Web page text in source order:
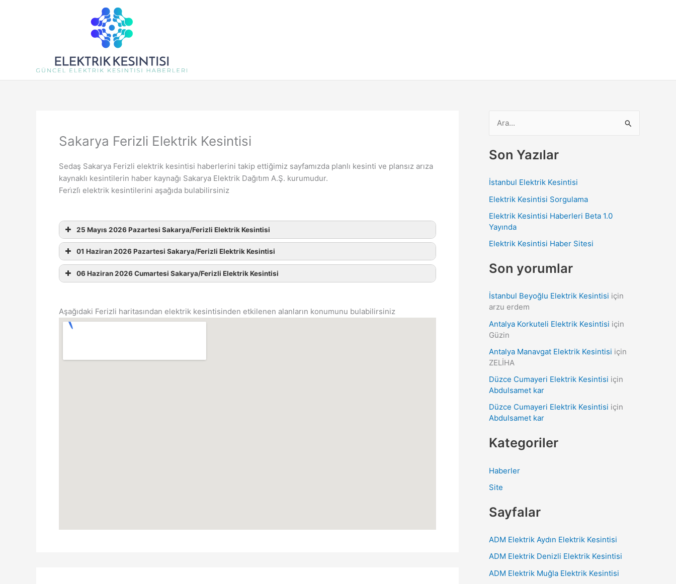
Sakarya Ferizli Elektrik Kesintisi
Sedaş Sakarya Ferizli elektrik kesintisi haberlerini takip ettiğimiz sayfamızda planlı kesinti ve plansız arıza
kaynaklı kesintilerin haber kaynağı Sakarya Elektrik Dağıtım A.Ş. kurumudur.
Feri̇zli̇ elektrik kesintilerini aşağıda bulabilirsiniz
25 Mayıs 2026 Pazartesi Sakarya/Ferizli Elektrik Kesintisi
01 Haziran 2026 Pazartesi Sakarya/Ferizli Elektrik Kesintisi
06 Haziran 2026 Cumartesi Sakarya/Ferizli Elektrik Kesintisi
Aşağıdaki Ferizli haritasından elektrik kesintisinden etkilenen alanların konumunu bulabilirsiniz
a
r
c
o
Son Yazılar
İstanbul Elektrik Kesintisi
Elektrik Kesintisi Sorgulama
Elektrik Kesintisi Haberleri Beta 1.0
Yayında
Elektrik Kesintisi Haber Sitesi
Son yorumlar
İstanbul Beyoğlu Elektrik Kesintisi için
arzu erdem
Antalya Korkuteli Elektrik Kesintisi için
Güzin
Antalya Manavgat Elektrik Kesintisi için
ZELİHA
Düzce Cumayeri Elektrik Kesintisi için
Abdulsamet kar
Düzce Cumayeri Elektrik Kesintisi için
Abdulsamet kar
Kategoriler
Haberler
Site
Sayfalar
ADM Elektrik Aydın Elektrik Kesintisi
ADM Elektrik Denizli Elektrik Kesintisi
ADM Elektrik Muğla Elektrik Kesintisi